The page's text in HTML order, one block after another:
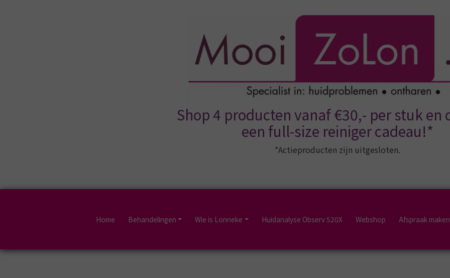
Shop 4 producten vanaf €30,- per stuk en
een full-size reiniger cadeau!*
*Actieproducten zijn uitgesloten.
Home Behandelingen Wie is Lonneke Huidanalyse Observ 520X Webshop Afspraak maken